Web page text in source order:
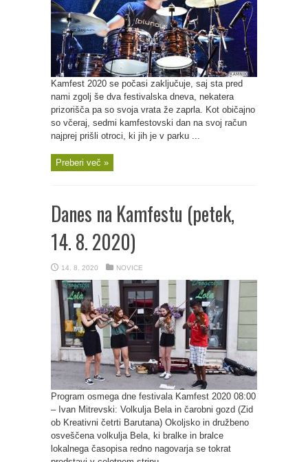
Kamfest 2020 se počasi zaključuje, saj sta pred
nami zgolj še dva festivalska dneva, nekatera
prizorišča pa so svoja vrata že zaprla. Kot običajno
so včeraj, sedmi kamfestovski dan na svoj račun
najprej prišli otroci, ki jih je v parku ...
Preberi več »
Danes na Kamfestu (petek,
14. 8. 2020)
14. 8. 2020 NOVICE
Program osmega dne festivala Kamfest 2020 08:00
– Ivan Mitrevski: Volkulja Bela in čarobni gozd (Zid
ob Kreativni četrti Barutana) Okoljsko in družbeno
osveščena volkulja Bela, ki bralke in bralce
lokalnega časopisa redno nagovarja se tokrat